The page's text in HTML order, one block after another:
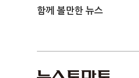
함께 볼만한 뉴스